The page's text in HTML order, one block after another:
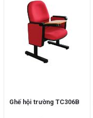
Ghế hội trường TC306B